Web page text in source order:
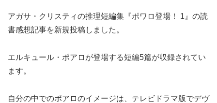
アガサ・クリスティの推理短編集『ポワロ登場！ 1』の読
書感想記事を新規投稿しました。
エルキュール・ポアロが登場する短編5篇が収録されてい
ます。
自分の中でのポアロのイメージは、テレビドラマ版でデヴ